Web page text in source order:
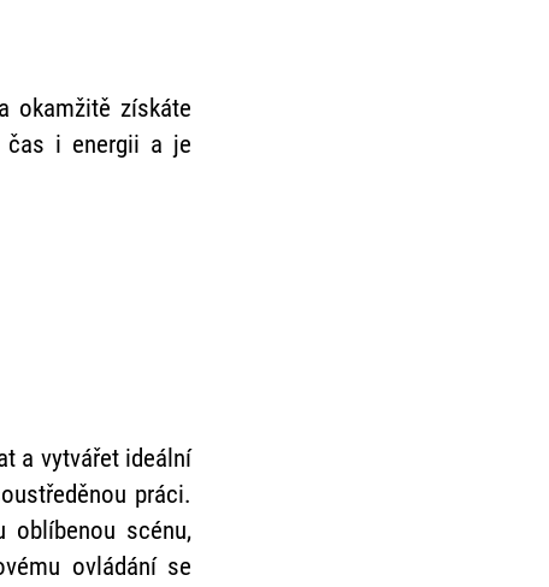
okamžitě získáte
čas i energii a je
a vytvářet ideální
práci.
oblíbenou scénu,
ovládání se